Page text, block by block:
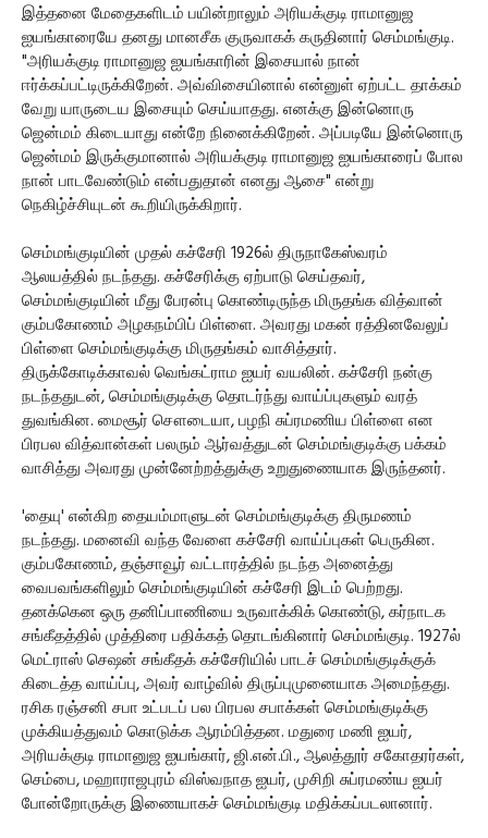
இத்தனை மேதைகளிடம் பயின்றாலும் அரியக்குடி ராமானுஜ
ஐயங்காரையே தனது மானசீக குருவாகக் கருதினார் செம்மங்குடி.
"அரியக்குடி ராமானுஜ ஐயங்காரின் இசையால் நான்
ஈர்க்கப்பட்டிருக்கிறேன். அவ்விசையினால் என்னுள் ஏற்பட்ட தாக்கம்
வேறு யாருடைய இசையும் செய்யாதது. எனக்கு இன்னொரு
ஜென்மம் கிடையாது என்றே நினைக்கிறேன். அப்படியே இன்னொரு
ஜென்மம் இருக்குமானால் அரியக்குடி ராமானுஜ ஐயங்காரைப் போல
நான் பாடவேண்டும் என்பதுதான் எனது ஆசை" என்று
நெகிழ்ச்சியுடன் கூறியிருக்கிறார்.
செம்மங்குடியின் முதல் கச்சேரி 1926ல் திருநாகேஸ்வரம்
ஆலயத்தில் நடந்தது. கச்சேரிக்கு ஏற்பாடு செய்தவர்,
செம்மங்குடியின் மீது பேரன்பு கொண்டிருந்த மிருதங்க வித்வான்
கும்பகோணம் அழகநம்பிப் பிள்ளை. அவரது மகன் ரத்தினவேலுப்
பிள்ளை செம்மங்குடிக்கு மிருதங்கம் வாசித்தார்.
திருக்கோடிக்காவல் வெங்கட்ராம ஐயர் வயலின். கச்சேரி நன்கு
நடந்ததுடன், செம்மங்குடிக்கு தொடர்ந்து வாய்ப்புகளும் வரத்
துவங்கின. மைசூர் சௌடையா, பழநி சுப்ரமணிய பிள்ளை என
பிரபல வித்வான்கள் பலரும் ஆர்வத்துடன் செம்மங்குடிக்கு பக்கம்
வாசித்து அவரது முன்னேற்றத்துக்கு உறுதுணையாக இருந்தனர்.
'தையு' என்கிற தையம்மாளுடன் செம்மங்குடிக்கு திருமணம்
நடந்தது. மனைவி வந்த வேளை கச்சேரி வாய்ப்புகள் பெருகின.
கும்பகோணம், தஞ்சாவூர் வட்டாரத்தில் நடந்த அனைத்து
வைபவங்களிலும் செம்மங்குடியின் கச்சேரி இடம் பெற்றது.
தனக்கென ஒரு தனிப்பாணியை உருவாக்கிக் கொண்டு, கர்நாடக
சங்கீதத்தில் முத்திரை பதிக்கத் தொடங்கினார் செம்மங்குடி. 1927ல்
மெட்ராஸ் செஷன் சங்கீதக் கச்சேரியில் பாடச் செம்மங்குடிக்குக்
கிடைத்த வாய்ப்பு, அவர் வாழ்வில் திருப்புமுனையாக அமைந்தது.
ரசிக ரஞ்சனி சபா உட்படப் பல பிரபல சபாக்கள் செம்மங்குடிக்கு
முக்கியத்துவம் கொடுக்க ஆரம்பித்தன. மதுரை மணி ஐயர்,
அரியக்குடி ராமானுஜ ஐயங்கார், ஜி.என்.பி., ஆலத்தூர் சகோதரர்கள்,
செம்பை, மஹாராஜபுரம் விஸ்வநாத ஐயர், முசிறி சுப்ரமண்ய ஐயர்
போன்றோருக்கு இணையாகச் செம்மங்குடி மதிக்கப்படலானார்.